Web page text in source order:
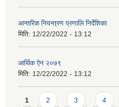
आन्तरिक नियन्त्रण प्रणालि निर्देशिका
मिति: 12/22/2022 - 13:12
आर्थिक ऐन २०७९
मिति: 12/22/2022 - 13:12
Pages
1 2 3 4